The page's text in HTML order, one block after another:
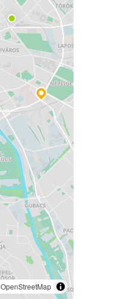
OpenStreetMap